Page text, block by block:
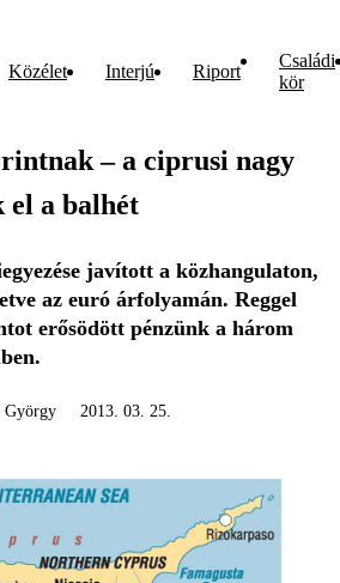
Közélet Interjú Riport
Családi
kör
– a ciprusi nagy
el a balhét
javított a közhangulaton,
az euró árfolyamán. Reggel
erősödött pénzünk a három
György 2013. 03. 25.